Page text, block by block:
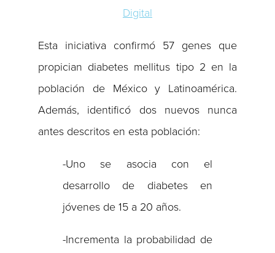
Digital
Esta iniciativa confirmó 57 genes que
propician diabetes mellitus tipo 2 en la
población de México y Latinoamérica.
Además, identificó dos nuevos nunca
antes descritos en esta población:
-Uno se asocia con el
desarrollo de diabetes en
jóvenes de 15 a 20 años.
-Incrementa la probabilidad de